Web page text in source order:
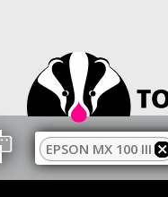
EPSON MX 100 III